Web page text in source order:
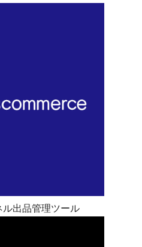
出品管理ツール